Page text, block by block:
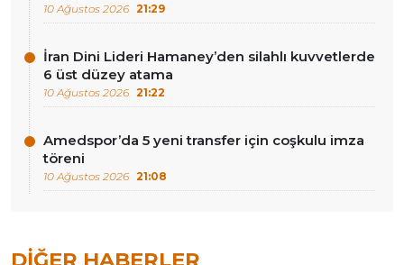
10 Ağustos 2026 21:29
İran Dini Lideri Hamaney’den silahlı kuvvetlerde
6 üst düzey atama
10 Ağustos 2026 21:22
Amedspor’da 5 yeni transfer için coşkulu imza
töreni
10 Ağustos 2026 21:08
DIĞER HABERLER